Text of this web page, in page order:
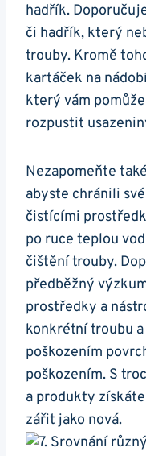
hadřík.
či hadřík, který
trouby. Kromě
kartáček na
‌který vám
rozpustit
Nezapomeňte
abyste chránili
čistícími
po ruce teplou
čištění ‌trouby.
předběžný
prostředky a
konkrétní‍ troubu
‍poškozením
poškozením. S
a produkty⁤
zářit jako nová.